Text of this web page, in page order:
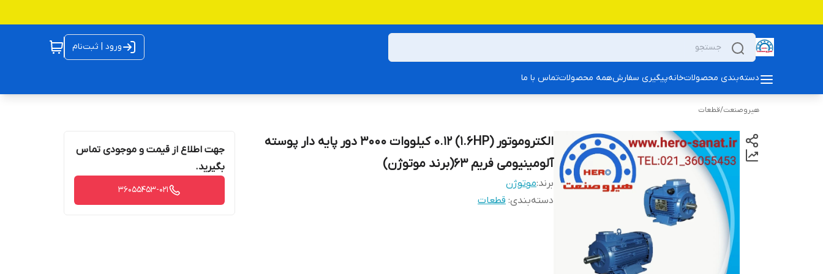
ورود | ثبت‌نام
دسته‌بندی محصولاتخانهپیگیری سفارشهمه محصولاتتماس با ما
هیروصنعت/قطعات
الکتروموتور (1.6HP) 0.12 کیلووات 3000 دور پایه دار پوسته
آلومینیومی فریم 63(برند موتوژن)
برند:موتوژن
دسته‌بندی: قطعات
جهت اطلاع از قیمت و موجودی تماس
بگیرید.
36055453-021